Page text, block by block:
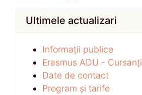
Ultimele actualizari
Informații publice
Erasmus ADU - Cursanți
Date de contact
Program și tarife